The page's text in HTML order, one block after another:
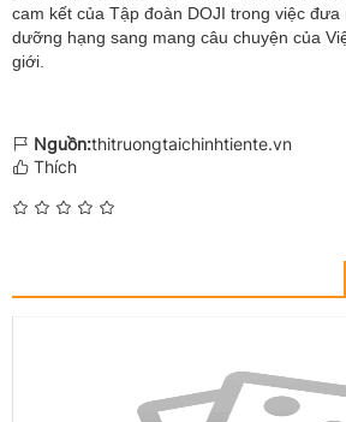
cam kết của Tập đoàn DOJI trong việc
dưỡng hạng sang mang câu chuyện của
giới.
Nguồn:thitruongtaichinhtiente.vn
Thích